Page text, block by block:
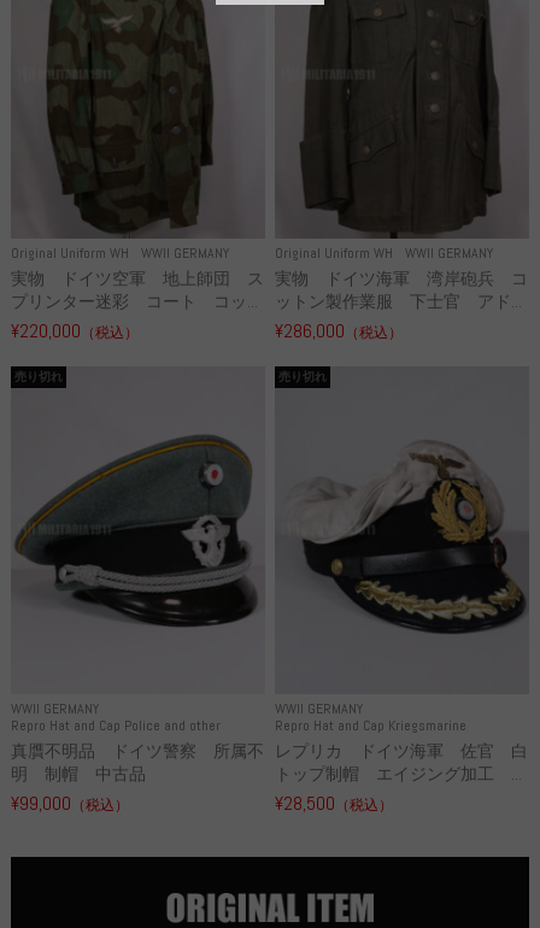
Original Uniform WH WWII GERMANY
実物 ドイツ空軍 地上師団 ス
プリンター迷彩 コート コッ...
¥220,000 （税込）
Original Uniform WH WWII GERMANY
実物 ドイツ海軍 湾岸砲兵 コ
ットン製作業服 下士官 アド...
¥286,000 （税込）
WWII GERMANY
Repro Hat and Cap Police and other
売り切れ
真贋不明品 ドイツ警察 所属不
明 制帽 中古品
¥99,000 （税込）
WWII GERMANY
Repro Hat and Cap Kriegsmarine
売り切れ
レプリカ ドイツ海軍 佐官 白
トップ制帽 エイジング加工 ...
¥28,500 （税込）